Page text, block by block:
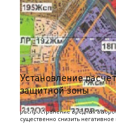
Установление
защитной зоны
Санитарно-защитная зона
распространение вредных
существенно снизить